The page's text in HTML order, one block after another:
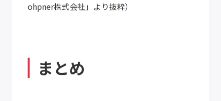
ohpner株式会社」より抜粋）
まとめ